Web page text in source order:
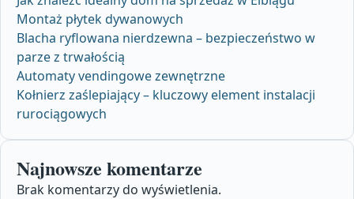
Montaż płytek dywanowych
Blacha ryflowana nierdzewna – bezpieczeństwo w
parze z trwałością
Automaty vendingowe zewnętrzne
Kołnierz zaślepiający – kluczowy element instalacji
rurociągowych
Najnowsze komentarze
Brak komentarzy do wyświetlenia.